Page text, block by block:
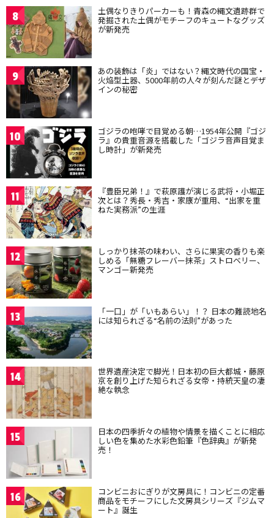
8 土偶なりきりパーカーも！青森の縄文遺跡群で
発掘された土偶がモチーフのキュートなグッズ
が新発売
9 あの装飾は「炎」ではない？縄文時代の国宝・
火焔型土器、5000年前の人々が刻んだ謎とデザ
インの秘密
10 ゴジラの咆哮で目覚める朝…1954年公開『ゴジ
ラ』の貴重音源を搭載した「ゴジラ音声目覚ま
し時計」が新発売
11 『豊臣兄弟！』で萩原護が演じる武将・小堀正
次とは？秀長・秀吉・家康が重用、“出家を重
ねた実務派”の生涯
12 しっかり抹茶の味わい、さらに果実の香りも楽
しめる「無糖フレーバー抹茶」ストロベリー、
マンゴー新発売
13 「一口」が「いもあらい」！？ 日本の難読地名
には知られざる“名前の法則”があった
14 世界遺産決定で脚光！日本初の巨大都城・藤原
京を創り上げた知られざる女帝・持統天皇の凄
絶な執念
15 日本の四季折々の植物や情景を描くことに相応
しい色を集めた水彩色鉛筆『色辞典』が新発
売！
16 コンビニおにぎりが文房具に！コンビニの定番
商品をモチーフにした文房具シリーズ『ジムマ
ート』誕生